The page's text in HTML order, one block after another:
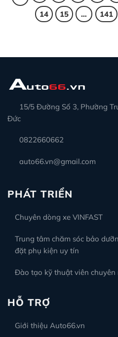
14 15 … 141
15/5 Đường Số 3, Phường
Đức
0822660662
auto66.vn@gmail.com
PHÁT TRIỂN
Chuyên dòng xe VINFAST
Trung tâm chăm sóc bảo
đặt phụ kiện uy tín
Đào tạo kỹ thuật viên chuyên
HỖ TRỢ
Giới thiệu Auto66.vn